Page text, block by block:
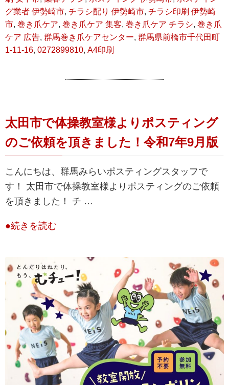
グ業者 伊勢崎市, チラシ配り 伊勢崎市, チラシ印刷 伊勢崎
市, 巻き爪ケア, 巻き爪ケア 集客, 巻き爪ケア チラシ, 巻き爪
ケア 広告, 群馬巻き爪ケアセンター, 群馬県前橋市千代田町
1-11-16, 0272899810, A4印刷
太田市で体操教室様よりポスティング
のご依頼を頂きました！令和7年9月版
こんにちは、群馬みらいポスティングスタッフで
す！ 太田市で体操教室様よりポスティングのご依頼
を頂きました！ チ …
●続きを読む